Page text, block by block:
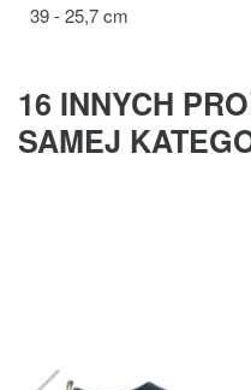
39 - 25,7 cm
16 INNYCH
SAMEJ